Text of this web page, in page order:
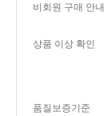
비회원 구매 안내
상품 이상 확인
품질보증기준